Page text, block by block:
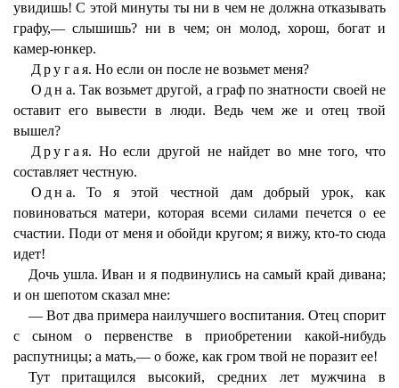
увидишь! С этой минуты ты ни в чем не должна отказывать
графу,— слышишь? ни в чем; он молод, хорош, богат и
камер-юнкер.
Другая. Но если он после не возьмет меня?
Одна. Так возьмет другой, а граф по знатности своей не
оставит его вывести в люди. Ведь чем же и отец твой
вышел?
Другая. Но если другой не найдет во мне того, что
составляет честную.
Одна. То я этой честной дам добрый урок, как
повиноваться матери, которая всеми силами печется о ее
счастии. Поди от меня и обойди кругом; я вижу, кто-то сюда
идет!
Дочь ушла. Иван и я подвинулись на самый край дивана;
и он шепотом сказал мне:
— Вот два примера наилучшего воспитания. Отец спорит
с сыном о первенстве в приобретении какой-нибудь
распутницы; а мать,— о боже, как гром твой не поразит ее!
Тут притащился высокий, средних лет мужчина в